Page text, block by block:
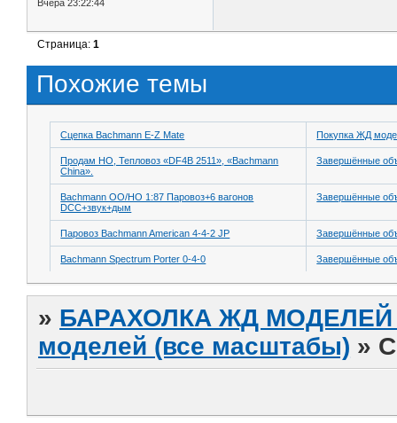
Вчера 23:22:44
Страница:1
Похожие темы
Сцепка Bachmann E-Z Mate Покупка ЖД
Продам НО, Тепловоз «DF4B 2511», «Bachmann
China».
Завершённые
Bachmann OO/HO 1:87 Паровоз+6 вагонов
DCC+звук+дым
Завершённые
Паровоз Bachmann American 4-4-2 JP Завершённые
Bachmann Spectrum Porter 0-4-0 Завершённые
» БАРАХОЛКА ЖД МОДЕЛЕЙ
моделей (все масштабы) »